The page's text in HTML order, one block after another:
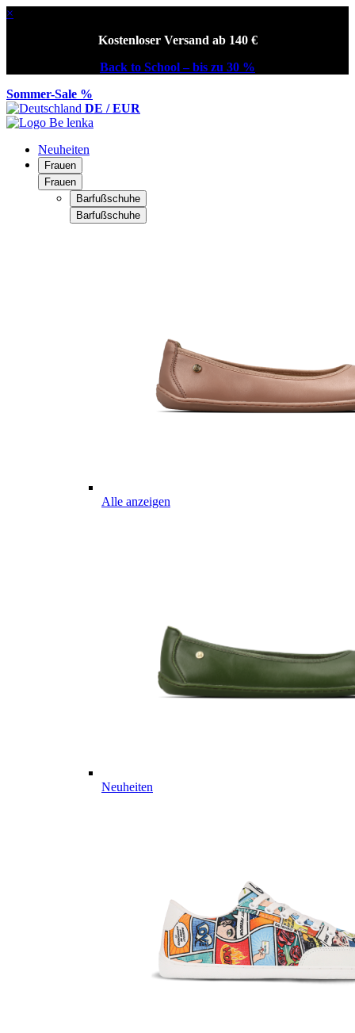
×
Kostenloser Versand ab 140 €
Back to School – bis zu 30 %
Sommer-Sale %
DE / EUR
Neuheiten
Frauen
Frauen
Barfußschuhe
Barfußschuhe
Alle anzeigen
Neuheiten